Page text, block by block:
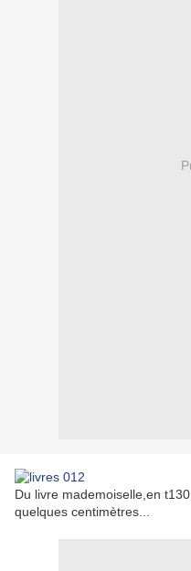
Du livre mademoiselle,en
quelques centimètres...